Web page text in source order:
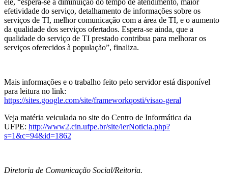
efetividade do serviço, detalhamento de informações sobre os
serviços de TI, melhor comunicação com a área de TI, e o aumento
da qualidade dos serviços ofertados. Espera-se ainda, que a
qualidade do serviço de TI prestado contribua para melhorar os
serviços oferecidos à população”, finaliza.
Mais informações e o trabalho feito pelo servidor está disponível
para leitura no link:
https://sites.google.com/site/frameworkqosti/visao-geral
Veja matéria veiculada no site do Centro de Informática da
UFPE: http://www2.cin.ufpe.br/site/lerNoticia.php?
s=1&c=94&id=1862
Diretoria de Comunicação Social/Reitoria.